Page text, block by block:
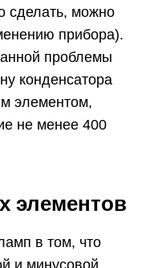
сделать, можно
прибора).
проблемы
конденсатора
элементом,
не менее 400
элементов
в том, что
и минусовой